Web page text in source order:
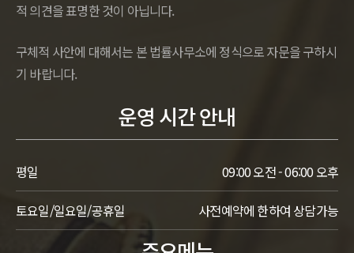
적 의견을 표명한 것이 아닙니다.
구체적 사안에 대해서는 본 법률사무소에 정식으로 자문을 구하시
기 바랍니다.
운영 시간 안내
평일 09:00 오전 - 06:00 오후
토요일/일요일/공휴일 사전예약에 한하여 상담가능